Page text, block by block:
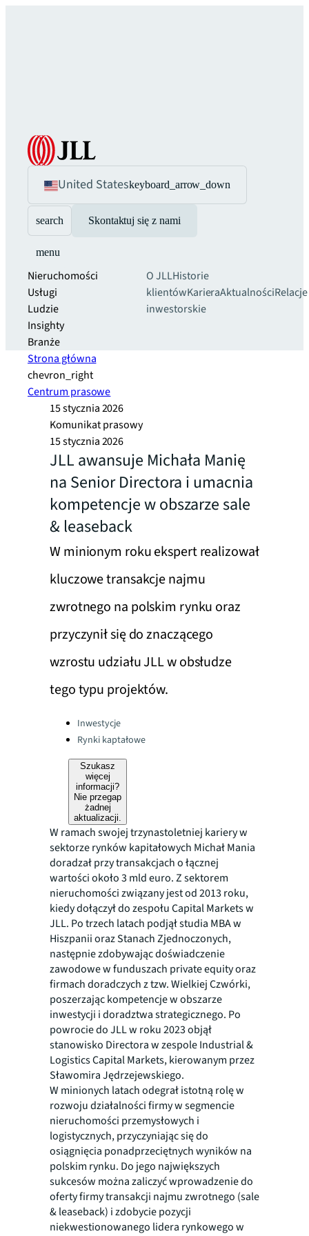
United Stateskeyboard_arrow_down
search Skontaktuj się z nami
menu
Nieruchomości
Usługi
Ludzie
Insighty
Branże
O JLLHistorie
klientówKarieraAktualnościRelacje
inwestorskie
Strona główna
chevron_right
Centrum prasowe
15 stycznia 2026
Komunikat prasowy
15 stycznia 2026
JLL awansuje Michała Manię
na Senior Directora i umacnia
kompetencje w obszarze sale
& leaseback
W minionym roku ekspert realizował
kluczowe transakcje najmu
zwrotnego na polskim rynku oraz
przyczynił się do znaczącego
wzrostu udziału JLL w obsłudze
tego typu projektów.
Categories:
Inwestycje
Rynki kaptałowe
Szukasz
więcej
informacji?
Nie przegap
żadnej
aktualizacji.
W ramach swojej trzynastoletniej kariery w
sektorze rynków kapitałowych Michał Mania
doradzał przy transakcjach o łącznej
wartości około 3 mld euro. Z sektorem
nieruchomości związany jest od 2013 roku,
kiedy dołączył do zespołu Capital Markets w
JLL. Po trzech latach podjął studia MBA w
Hiszpanii oraz Stanach Zjednoczonych,
następnie zdobywając doświadczenie
zawodowe w funduszach private equity oraz
firmach doradczych z tzw. Wielkiej Czwórki,
poszerzając kompetencje w obszarze
inwestycji i doradztwa strategicznego. Po
powrocie do JLL w roku 2023 objął
stanowisko Directora w zespole Industrial &
Logistics Capital Markets, kierowanym przez
Sławomira Jędrzejewskiego.
W minionych latach odegrał istotną rolę w
rozwoju działalności firmy w segmencie
nieruchomości przemysłowych i
logistycznych, przyczyniając się do
osiągnięcia ponadprzeciętnych wyników na
polskim rynku. Do jego największych
sukcesów można zaliczyć wprowadzenie do
oferty firmy transakcji najmu zwrotnego (sale
& leaseback) i zdobycie pozycji
niekwestionowanego lidera rynkowego w